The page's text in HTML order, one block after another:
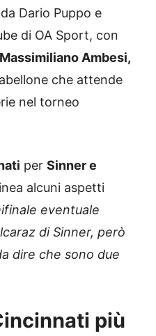
Dario Puppo e
di OA Sport, con
Massimiliano Ambesi,
che attende
nel torneo
per Sinner e
alcuni aspetti
eventuale
di Sinner, però
dire che sono due
più